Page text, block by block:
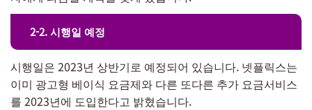
2-2. 시행일 예정
시행일은 2023년 상반기로 예정되어 있습니다. 넷플릭스는
이미 광고형 베이식 요금제와 다른 또다른 추가 요금서비스
를 2023년에 도입한다고 밝혔습니다.